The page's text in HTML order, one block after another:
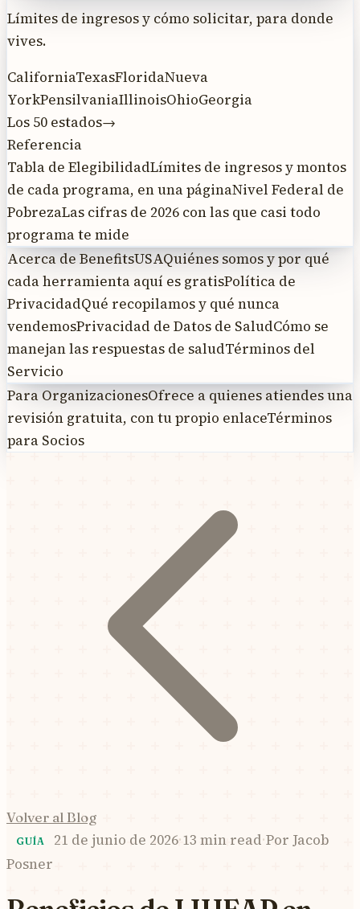
Límites de ingresos y cómo solicitar, para donde
vives.
CaliforniaTexasFloridaNueva
YorkPensilvaniaIllinoisOhioGeorgia
Los 50 estados→
Referencia
Tabla de ElegibilidadLímites de ingresos y montos
de cada programa, en una páginaNivel Federal de
PobrezaLas cifras de 2026 con las que casi todo
programa te mide
Acerca de BenefitsUSAQuiénes somos y por qué
cada herramienta aquí es gratisPolítica de
PrivacidadQué recopilamos y qué nunca
vendemosPrivacidad de Datos de SaludCómo se
manejan las respuestas de saludTérminos del
Servicio
Para OrganizacionesOfrece a quienes atiendes una
revisión gratuita, con tu propio enlaceTérminos
para Socios
Volver al Blog
GUÍA 21 de junio de 2026·13 min read·Por Jacob
Posner